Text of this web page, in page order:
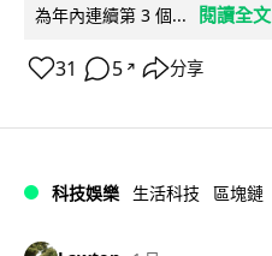
為年內連續第 3 個...
閱讀全文
31 5 ↗ 分享
科技娛樂 生活科技 區塊鏈